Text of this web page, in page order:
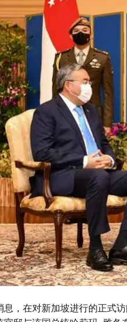
息，在对新加坡进行的正式